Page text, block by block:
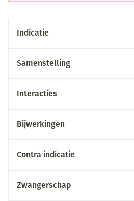
Indicatie
Samenstelling
Interacties
Bijwerkingen
Contra indicatie
Zwangerschap